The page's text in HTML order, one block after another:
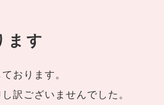
ます
おります。
訳ございませんでした。